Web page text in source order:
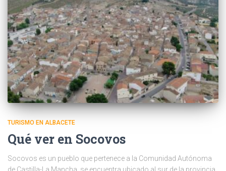
TURISMO EN ALBACETE
Qué ver en Socovos
Socovos es un pueblo que pertenece a la Comunidad Autónoma
de Castilla-La Mancha, se encuentra ubicado al sur de la provincia,